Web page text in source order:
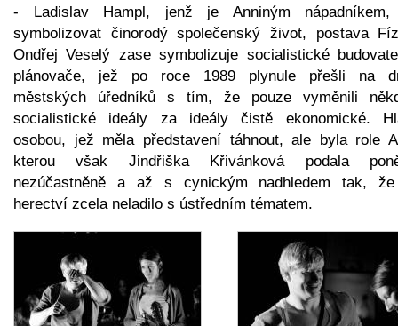
- Ladislav Hampl, jenž je Anniným
symbolizovat činorodý společenský život, postava
Ondřej Veselý zase symbolizuje socialistické
plánovače, jež po roce 1989 plynule přešli na
městských úředníků s tím, že pouze vyměnili
socialistické ideály za ideály čistě ekonomické.
osobou, jež měla představení táhnout, ale byla role
kterou však Jindřiška Křivánková podala
nezúčastněně a až s cynickým nadhledem tak,
herectví zcela neladilo s ústředním tématem.